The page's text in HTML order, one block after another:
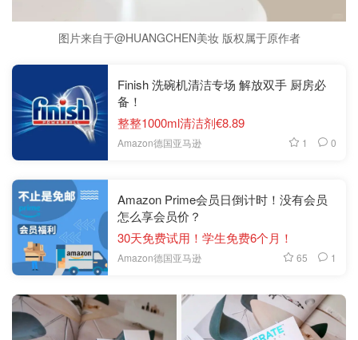
图片来自于@HUANGCHEN美妆 版权属于原作者
Finish 洗碗机清洁专场 解放双手 厨房必
备！
整整1000ml清洁剂€8.89
Amazon德国亚马逊 1 0
Amazon Prime会员日倒计时！没有会员
怎么享会员价？
30天免费试用！学生免费6个月！
Amazon德国亚马逊 65 1